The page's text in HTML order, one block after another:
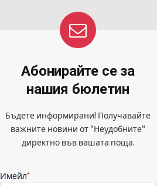
Абонирайте се за
нашия бюлетин
Бъдете информирани! Получавайте
важните новини от "Неудобните"
директно във вашата поща.
Имейл*